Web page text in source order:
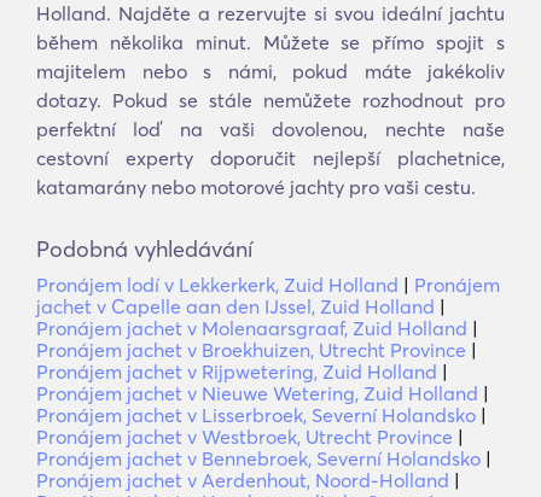
Holland. Najděte a rezervujte si svou ideální jachtu
během několika minut. Můžete se přímo spojit s
majitelem nebo s námi, pokud máte jakékoliv
dotazy. Pokud se stále nemůžete rozhodnout pro
perfektní loď na vaši dovolenou, nechte naše
cestovní experty doporučit nejlepší plachetnice,
katamarány nebo motorové jachty pro vaši cestu.
Podobná vyhledávání
Pronájem lodí v Lekkerkerk, Zuid Holland | Pronájem
jachet v Capelle aan den IJssel, Zuid Holland |
Pronájem jachet v Molenaarsgraaf, Zuid Holland |
Pronájem jachet v Broekhuizen, Utrecht Province |
Pronájem jachet v Rijpwetering, Zuid Holland |
Pronájem jachet v Nieuwe Wetering, Zuid Holland |
Pronájem jachet v Lisserbroek, Severní Holandsko |
Pronájem jachet v Westbroek, Utrecht Province |
Pronájem jachet v Bennebroek, Severní Holandsko |
Pronájem jachet v Aerdenhout, Noord-Holland |